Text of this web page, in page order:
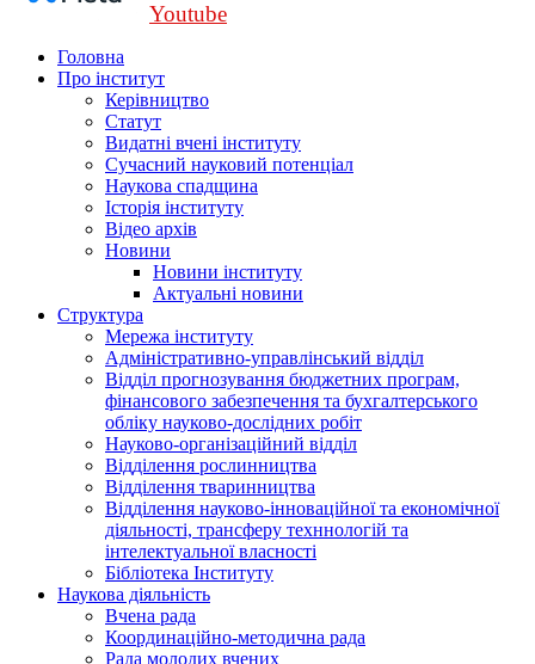
Youtube
Головна
Про інститут
Керівництво
Статут
Видатні вчені інституту
Сучасний науковий потенціал
Наукова спадщина
Історія інституту
Відео архів
Новини
Новини інституту
Актуальні новини
Структура
Мережа інституту
Адміністративно-управлінський відділ
Відділ прогнозування бюджетних програм,
фінансового забезпечення та бухгалтерського
обліку науково-дослідних робіт
Науково-організаційний відділ
Відділення рослинництва
Відділення тваринництва
Відділення науково-інноваційної та економічної
діяльності, трансферу техннологій та
інтелектуальної власності
Бібліотека Інституту
Наукова діяльність
Вчена рада
Координаційно-методична рада
Рада молодих вчених